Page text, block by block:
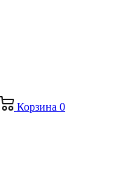
Корзина 0